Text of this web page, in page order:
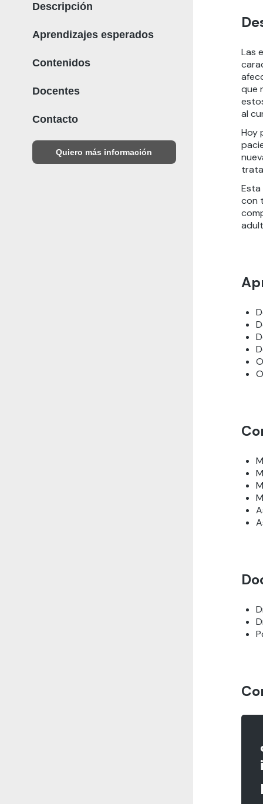
Descripción
Aprendizajes esperados
Contenidos
Docentes
Contacto
Quiero más información
Las
que
al
Hoy
con